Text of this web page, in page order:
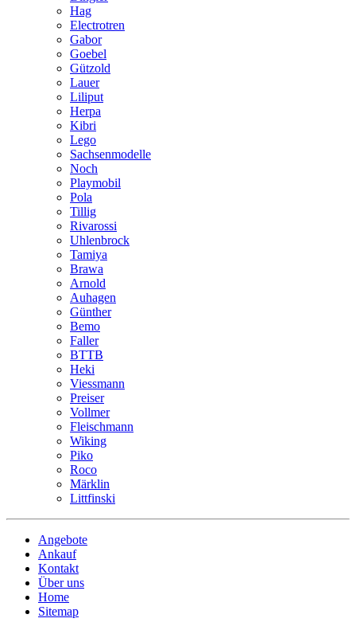
Hag
Electrotren
Gabor
Goebel
Gützold
Lauer
Liliput
Herpa
Kibri
Lego
Sachsenmodelle
Noch
Playmobil
Pola
Tillig
Rivarossi
Uhlenbrock
Tamiya
Brawa
Arnold
Auhagen
Günther
Bemo
Faller
BTTB
Heki
Viessmann
Preiser
Vollmer
Fleischmann
Wiking
Piko
Roco
Märklin
Littfinski
Angebote
Ankauf
Kontakt
Über uns
Home
Sitemap